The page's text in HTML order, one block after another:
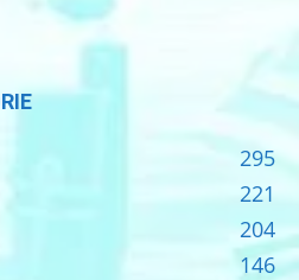
295
221
204
146